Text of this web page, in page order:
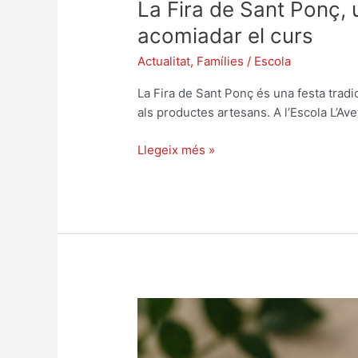
La Fira de Sant
acomiadar el curs
Actualitat, Famílies / Escola
La Fira de Sant Ponç és una festa
als productes artesans. A l’Escola
Llegeix més »
Xerrada-
sopar
impulsada